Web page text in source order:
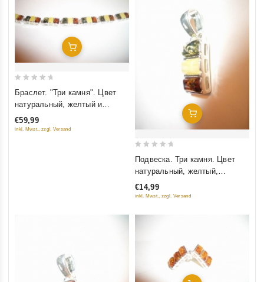
Добавить В Корзину
out
5
Браслет. "Три камня". Цвет
натуральный, желтый и
зеленый
€59,99
inkl. Mwst., zzgl. Versand
Добавить В Корзину
out
5
Подвеска. Три камня. Цвет
натуральный, желтый,
зеленый
€14,99
inkl. Mwst., zzgl. Versand